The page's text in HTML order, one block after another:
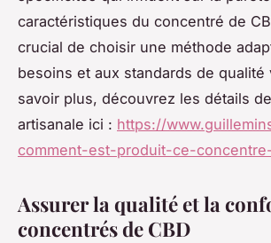
caractéristiques du concentré de
crucial de choisir une méthode
besoins et aux standards de qualité
savoir plus, découvrez les détails
artisanale ici : https://
comment-est-produit-ce-
Assurer la qualité et la
concentrés de CBD